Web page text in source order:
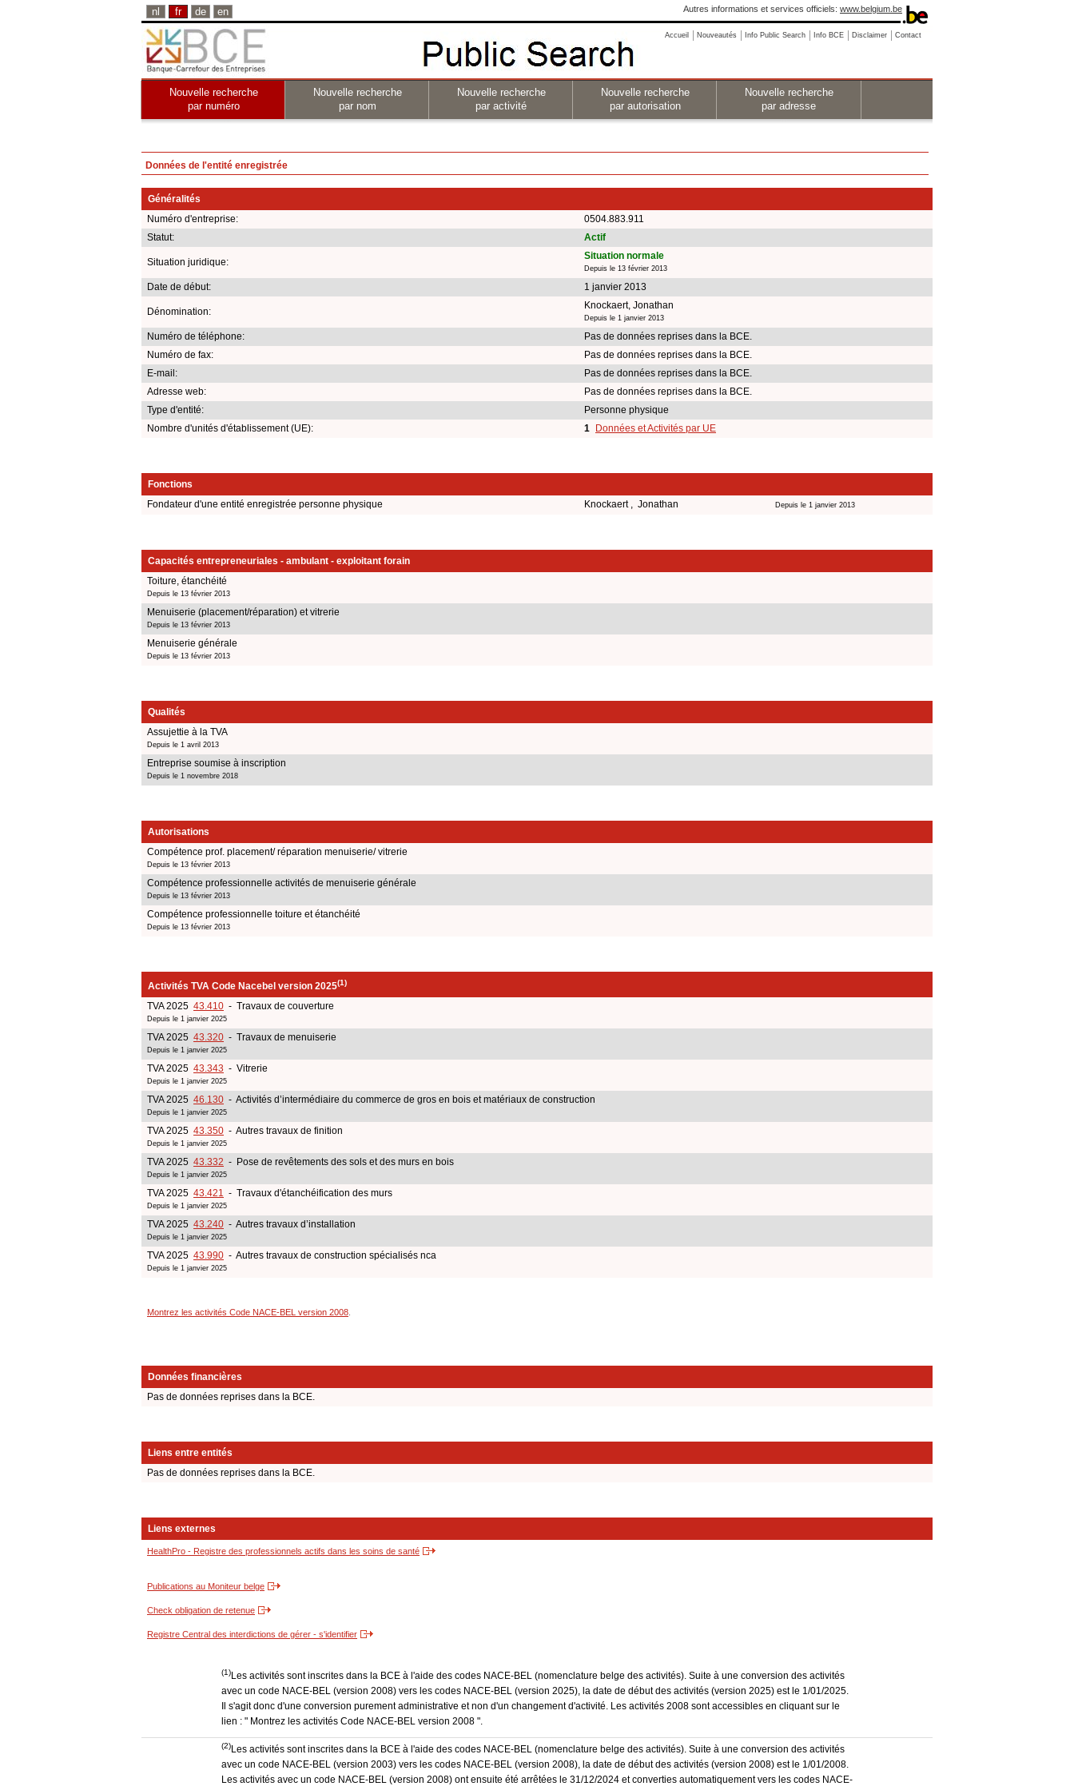
nl fr de en Autres informations et services officiels: www.belgium.be
Accueil Nouveautés Info Public Search Info BCE Disclaimer Contact
Nouvelle recherche
par numéro
Nouvelle recherche
par nom
Nouvelle recherche
par activité
Nouvelle recherche
par autorisation
Nouvelle recherche
par adresse
Données de l'entité enregistrée
Généralités
Numéro d'entreprise:
0504.883.911
Statut:
Actif
Situation juridique:
Situation normale
Depuis le 13 février 2013
Date de début: 1 janvier 2013
Dénomination:
Knockaert, Jonathan
Depuis le 1 janvier 2013
Numéro de téléphone:
Pas de données reprises dans la BCE.
Numéro de fax:
Pas de données reprises dans la BCE.
E-mail:
Pas de données reprises dans la BCE.
Adresse web:
Pas de données reprises dans la BCE.
Type d'entité:
Personne physique
Nombre d'unités d'établissement (UE):
1 Données et Activités par UE
Fonctions
Fondateur d'une entité enregistrée personne physique
Knockaert , Jonathan Depuis le 1 janvier 2013
Capacités entrepreneuriales - ambulant - exploitant forain
Toiture, étanchéité
Depuis le 13 février 2013
Menuiserie (placement/réparation) et vitrerie
Depuis le 13 février 2013
Menuiserie générale
Depuis le 13 février 2013
Qualités
Assujettie à la TVA
Depuis le 1 avril 2013
Entreprise soumise à inscription
Depuis le 1 novembre 2018
Autorisations
Compétence prof. placement/ réparation menuiserie/ vitrerie
Depuis le 13 février 2013
Compétence professionnelle activités de menuiserie générale
Depuis le 13 février 2013
Compétence professionnelle toiture et étanchéité
Depuis le 13 février 2013
Activités TVA Code Nacebel version 2025(1)
TVA 2025 43.410 - Travaux de couverture
Depuis le 1 janvier 2025
TVA 2025 43.320 - Travaux de menuiserie
Depuis le 1 janvier 2025
TVA 2025 43.343 - Vitrerie
Depuis le 1 janvier 2025
TVA 2025 46.130 - Activités d’intermédiaire du commerce de gros en bois et matériaux de construction
Depuis le 1 janvier 2025
TVA 2025 43.350 - Autres travaux de finition
Depuis le 1 janvier 2025
TVA 2025 43.332 - Pose de revêtements des sols et des murs en bois
Depuis le 1 janvier 2025
TVA 2025 43.421 - Travaux d'étanchéification des murs
Depuis le 1 janvier 2025
TVA 2025 43.240 - Autres travaux d’installation
Depuis le 1 janvier 2025
TVA 2025 43.990 - Autres travaux de construction spécialisés nca
Depuis le 1 janvier 2025
Montrez les activités Code NACE-BEL version 2008
Données financières
Pas de données reprises dans la BCE.
Liens entre entités
Pas de données reprises dans la BCE.
Liens externes
HealthPro - Registre des professionnels actifs dans les soins de santé
Publications au Moniteur belge
Check obligation de retenue
Registre Central des interdictions de gérer - s'identifier
(1)Les activités sont inscrites dans la BCE à l'aide des codes NACE-BEL (nomenclature belge des activités). Suite à une conversion des activités
avec un code NACE-BEL (version 2008) vers les codes NACE-BEL (version 2025), la date de début des activités (version 2025) est le 1/01/2025.
Il s'agit donc d'une conversion purement administrative et non d'un changement d'activité. Les activités 2008 sont accessibles en cliquant sur le
lien : " Montrez les activités Code NACE-BEL version 2008 ".
(2)Les activités sont inscrites dans la BCE à l'aide des codes NACE-BEL (nomenclature belge des activités). Suite à une conversion des activités
avec un code NACE-BEL (version 2003) vers les codes NACE-BEL (version 2008), la date de début des activités (version 2008) est le 1/01/2008.
Les activités avec un code NACE-BEL (version 2008) ont ensuite été arrêtées le 31/12/2024 et converties automatiquement vers les codes NACE-